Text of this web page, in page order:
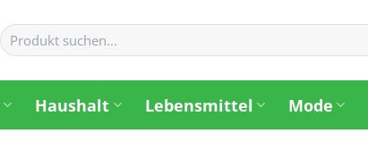
Suchen
nach:
Haushalt Lebensmittel Mode